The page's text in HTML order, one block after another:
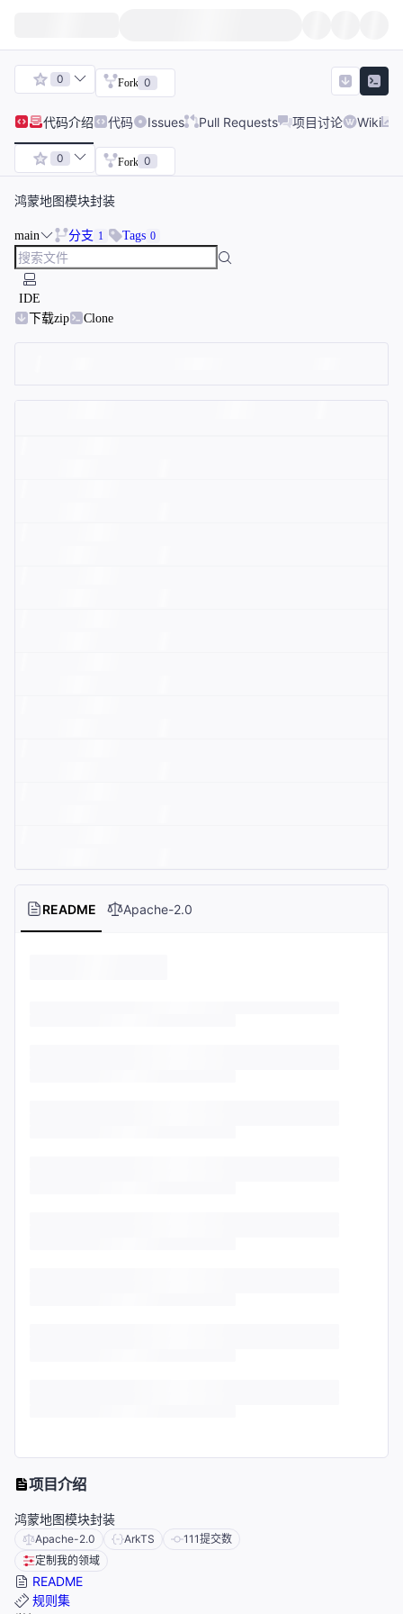
0 Fork 0
代码介绍 代码 Issues Pull Requests 项目讨论 Wiki
0 Fork 0
鸿蒙地图模块封装
main 分支 1 Tags 0
IDE
下载zip
Clone
README Apache-2.0
项目介绍
鸿蒙地图模块封装
Apache-2.0 ArkTS 111提交数
定制我的领域
README
规则集